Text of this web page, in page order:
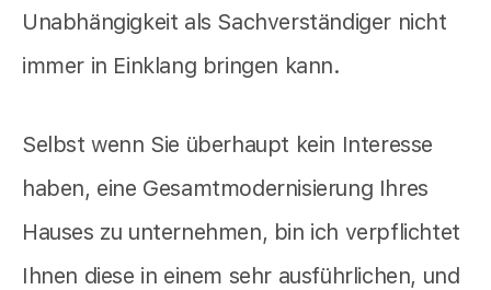
Unabhängigkeit als Sachverständiger nicht
immer in Einklang bringen kann.
Selbst wenn Sie überhaupt kein Interesse
haben, eine Gesamtmodernisierung Ihres
Hauses zu unternehmen, bin ich verpflichtet
Ihnen diese in einem sehr ausführlichen, und